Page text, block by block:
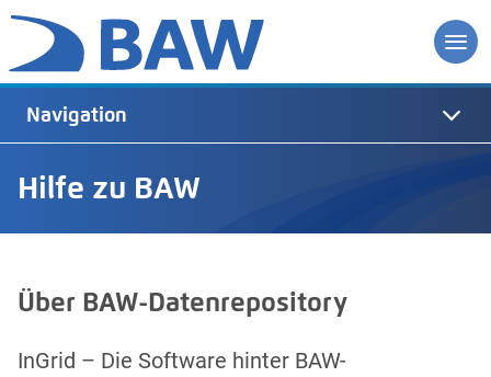
Hilfe zu BAW
Navigation
Über BAW-Datenrepository
InGrid – Die Software hinter BAW-